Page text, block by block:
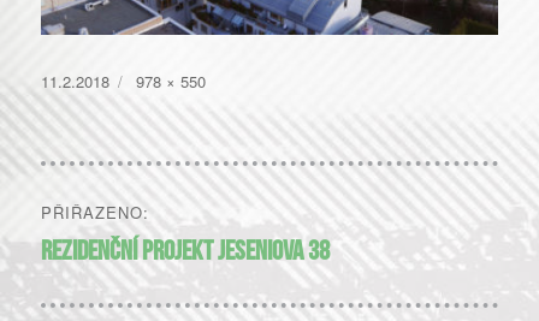
Publikováno:
11.2.2018
Původní
978 × 550
Navigace
pro
příspěvek
PŘIŘAZENO:
Rezidenční projekt Jeseniova 38